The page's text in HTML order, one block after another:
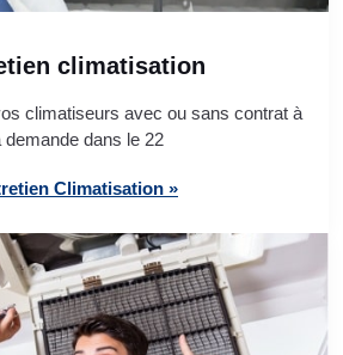
climatisation
climatiseurs avec ou sans contrat à
demande dans le 22
Climatisation »